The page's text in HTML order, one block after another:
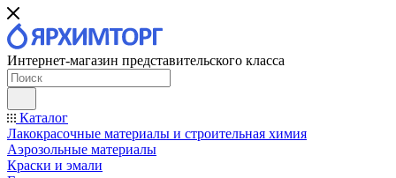
Интернет-магазин представительского класса
Каталог
Лакокрасочные материалы и строительная химия
Аэрозольные материалы
Краски и эмали